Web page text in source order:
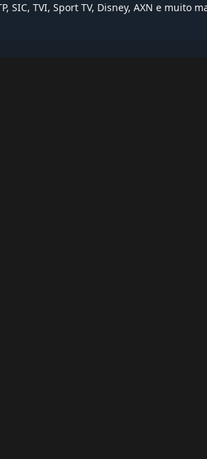
SIC, TVI, Sport TV, Disney, AXN e